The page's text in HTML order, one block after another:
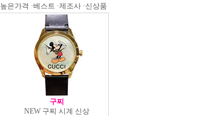
높은가격 ·베스트 ·제조사 ·신상품
구찌
NEW 구찌 시계 신상